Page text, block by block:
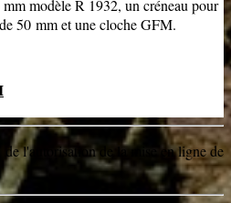
modèle R 1932, un créneau pour
50 mm et une cloche GFM.
" de l'autorisation de la mise en ligne de